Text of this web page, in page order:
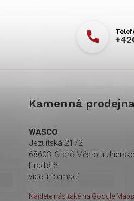
Kamenná
WASCO
Jezuitská 2172
68603, Staré Město u
Hradiště
více informací
Najdete nás také na Google